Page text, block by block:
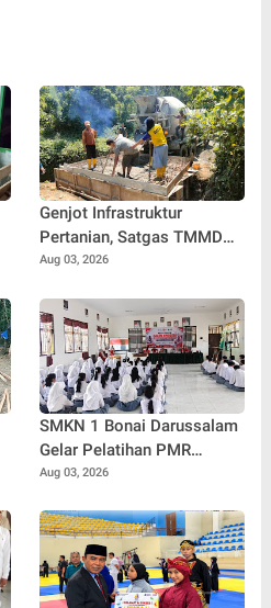
Genjot Infrastruktur
Pertanian, Satgas TMMD
Ke-129 Kebut Pengecoran
Kelancaran Akses Petani
Aug 03, 2026
SMKN 1 Bonai Darussalam
Gelar Pelatihan PMR
Bersama PMI Rokan Hulu,
Berjiwa Kemanusiaan
Aug 03, 2026